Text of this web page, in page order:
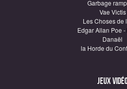
Garbage
Vae Victis
Les Choses de
Edgar Allan Poe
Danaël
la Horde du
Jeux